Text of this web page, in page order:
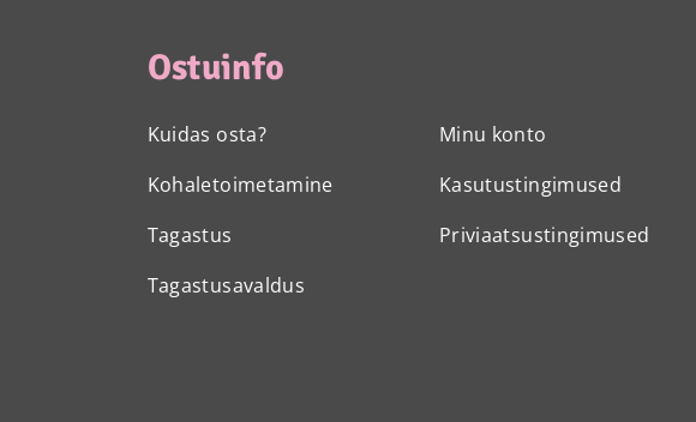
Ostuinfo
Kuidas osta?
Kohaletoimetamine
Tagastus
Tagastusavaldus
Minu konto
Kasutustingimused
Priviaatsustingimused